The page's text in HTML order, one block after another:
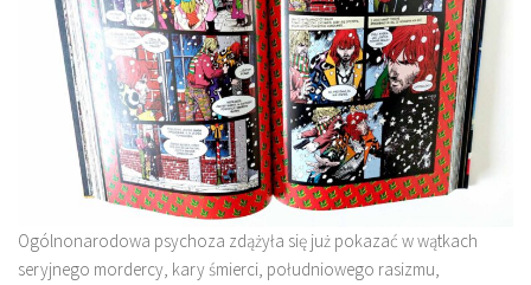
Ogólnonarodowa psychoza zdążyła się już pokazać w wątkach
seryjnego mordercy, kary śmierci, południowego rasizmu,